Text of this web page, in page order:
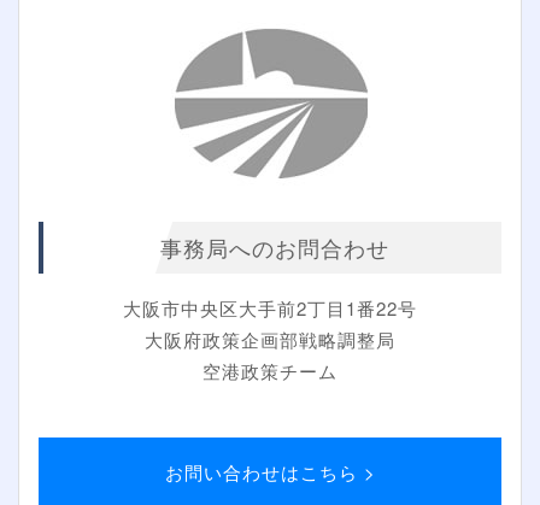
事務局へのお問合わせ
大阪市中央区大手前2丁目1番22号
大阪府政策企画部戦略調整局
空港政策チーム
お問い合わせはこちら >